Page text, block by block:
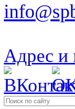
Адрес и